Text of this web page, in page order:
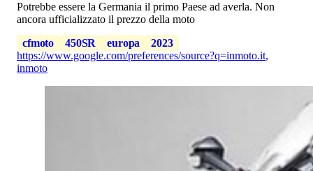
Potrebbe essere la Germania il primo Paese ad averla. Non
ancora ufficializzato il prezzo della moto
cfmoto
450SR europa
2023
https://www.google.com/preferences/source?q=inmoto.it,
inmoto